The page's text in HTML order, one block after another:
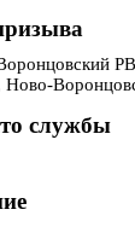
Ново-
службы